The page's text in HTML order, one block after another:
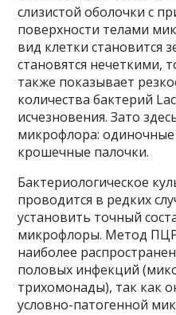
слизистой оболочки с
поверхности телами
вид клетки становится
становятся нечеткими,
также показывает
количества бактерий
исчезновения. Зато
микрофлора:
крошечные палочки.
Бактериологическое
проводится в редких
установить точный
микрофлоры. Метод ПЦР
наиболее
половых инфекций
трихомонады), так как
условно-патогенной